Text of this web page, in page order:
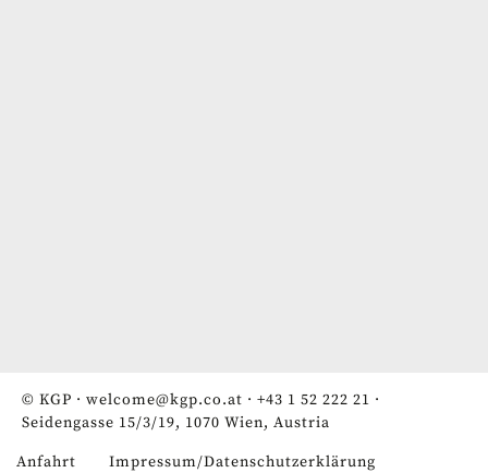
© KGP · welcome@kgp.co.at · +43 1 52 222 21 ·
Seidengasse 15/3/19, 1070 Wien, Austria
Anfahrt Impressum/Datenschutzerklärung